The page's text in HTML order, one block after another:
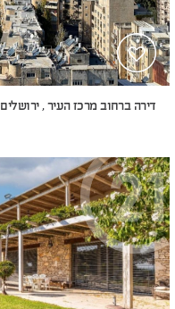
דירה ברחוב מרכז העיר , ירושלים